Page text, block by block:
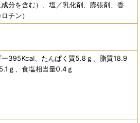
分を含む）、塩／乳化剤、膨張剤、香
チン）
395Kcal、たんぱく質5.8ｇ、脂質18.9
ｇ、食塩相当量0.4ｇ